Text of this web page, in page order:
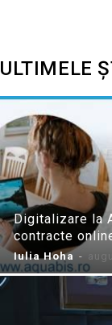
ULTIMELE
Digitalizare la
contracte
Iulia Hoha -